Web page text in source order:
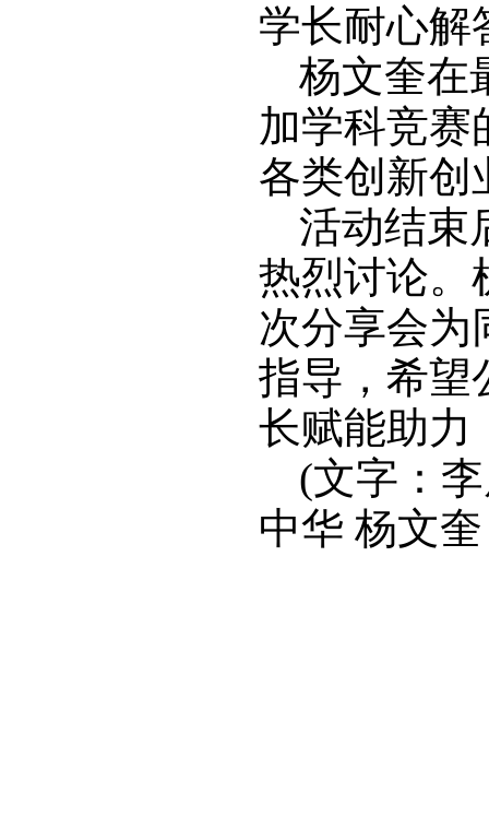
学长耐心解
杨文奎在
加学科竞赛
各类创新创
活动结束
热烈讨论。
次分享会为
指导，希望
长赋能助力
(文字：
中华 杨文